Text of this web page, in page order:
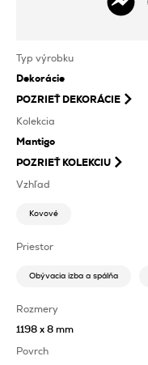
Typ výrobku
Dekorácie
POZRIEŤDEKORÁCIE
Kolekcia
Mantigo
POZRIEŤ KOLEKCIU
Vzhľad
Kovové
Priestor
Obývacia izba a spálňa
Rozmery
1198 x 8 mm
Povrch